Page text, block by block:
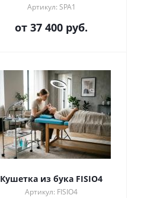
Артикул: SPA1
от 37 400 руб.
Кушетка из бука FISIO4
Артикул: FISIO4